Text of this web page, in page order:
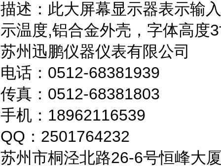
描述：此大屏幕显示器表示输
示温度,铝合金外壳，字体高度
苏州迅鹏仪器仪表有限公司
电话：0512-68381939
传真：0512-68381803
手机：18962116539
QQ：2501764232
苏州市桐泾北路26-6号恒峰大